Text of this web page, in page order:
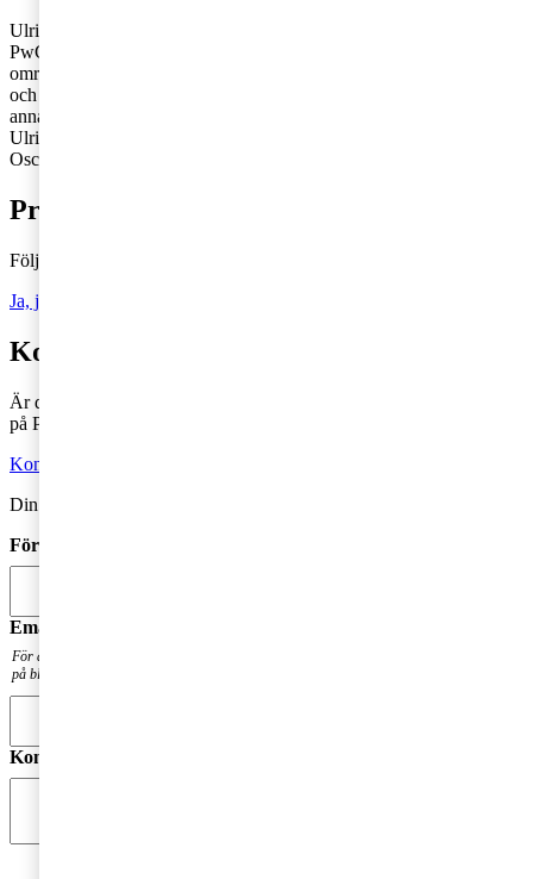
Ulrika Lundh Eriksson och Oscar Warglo är skatterådgivare på
PwC:s kontor i Göteborg respektive Stockholm. Ulrika fokuserar på
området nationell och internationell företagsbeskattning för mindre
och medelstora företag och Oscar fokuserar på skattefrågor för bland
annat familje- och entreprenörsledda bolag.
Ulrika: 010-213 14 17,
Oscar: 010-213 32 40,
Prenumerera på Tax matters
Följ vår blogg och håll dig uppdaterad på det senaste inom skatt
Ja, jag vill prenumerera på Tax matters
Kontakta en skatterådgivare
Är du intresserad av våra tjänster och vill komma i kontakt med oss
på PwC?
Kontakta oss
Din kommentar publiceras i anslutning till blogginlägget.
Förnamn
Email
För att få en notis när din fråga har besvarats. Din mailadress kommer inte att publiceras
på bloggen.
Kommentar